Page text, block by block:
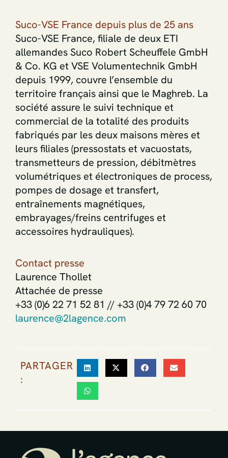
Suco-VSE France depuis plus de 25 ans
Suco-VSE France, filiale de deux ETI
allemandes Suco Robert Scheuffele GmbH
& Co. KG et VSE Volumentechnik GmbH
depuis 1999, couvre l’ensemble du
territoire français ainsi que le Maghreb. La
société assure le suivi technique et
commercial de la totalité des produits
fabriqués par les deux maisons mères et
leurs filiales (pressostats et vacuostats,
transmetteurs de pression, débitmètres
volumétriques et électroniques de process,
pompes de dosage et transfert,
entraînements magnétiques,
embrayages/freins centrifuges et
accessoires hydrauliques).
Contact presse
Laurence Thollet
Attachée de presse
+33 (0)6 22 71 52 81 // +33 (0)4 79 72 60 70
laurence@2lagence.com
PARTAGER
: